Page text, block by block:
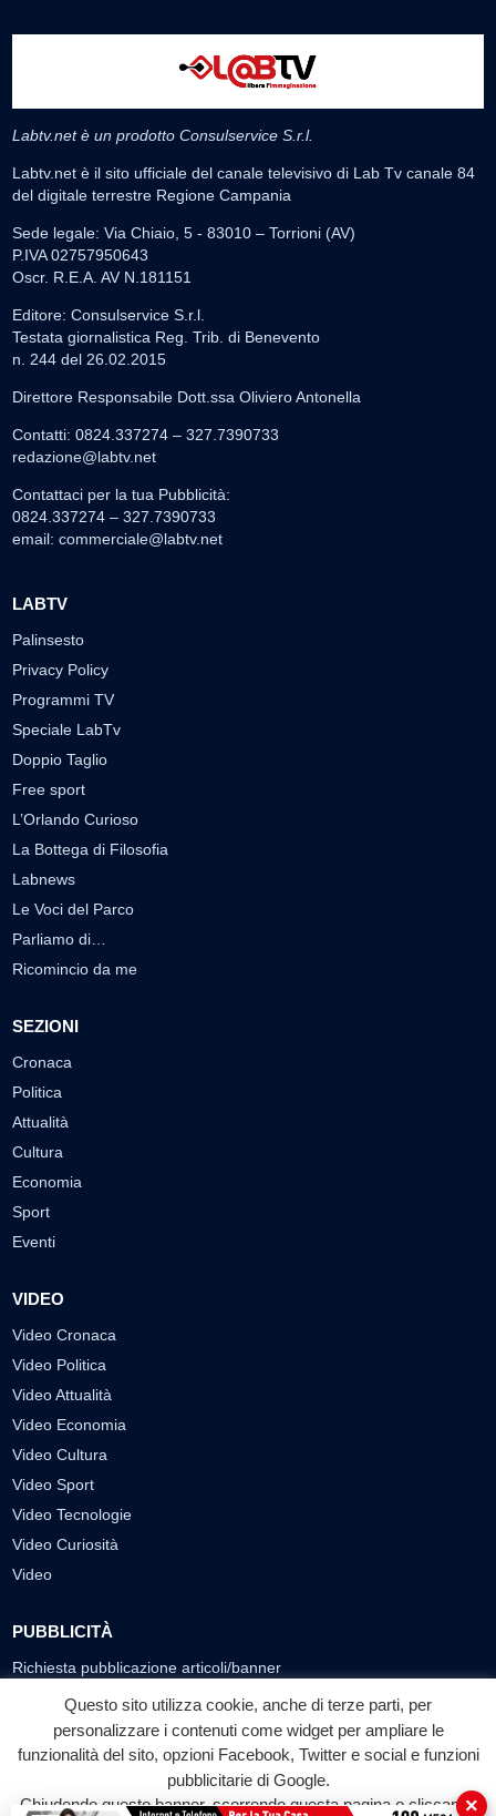
Labtv.net è un prodotto Consulservice S.r.l.
Labtv.net è il sito ufficiale del canale televisivo di Lab Tv canale 84
del digitale terrestre Regione Campania
Sede legale: Via Chiaio, 5 - 83010 – Torrioni (AV)
P.IVA 02757950643
Oscr. R.E.A. AV N.181151
Editore: Consulservice S.r.l.
Testata giornalistica Reg. Trib. di Benevento
n. 244 del 26.02.2015
Direttore Responsabile Dott.ssa Oliviero Antonella
Contatti: 0824.337274 – 327.7390733
redazione@labtv.net
Contattaci per la tua Pubblicità:
0824.337274 – 327.7390733
email: commerciale@labtv.net
LABTV
Palinsesto
Privacy Policy
Programmi TV
Speciale LabTv
Doppio Taglio
Free sport
L’Orlando Curioso
La Bottega di Filosofia
Labnews
Le Voci del Parco
Parliamo di…
Ricomincio da me
SEZIONI
Cronaca
Politica
Attualità
Cultura
Economia
Sport
Eventi
VIDEO
Video Cronaca
Video Politica
Video Attualità
Video Economia
Video Cultura
Video Sport
Video Tecnologie
Video Curiosità
Video
PUBBLICITÀ
Richiesta pubblicazione articoli/banner
SEGUICI SUI SOCIAL
f
Facebook
◎ ▶
YouTube
Questo sito utilizza cookie, anche di terze parti, per
personalizzare i contenuti come widget per ampliare le
funzionalità del sito, opzioni Facebook, Twitter e social e funzioni
pubblicitarie di Google.
Chiudendo questo banner, scorrendo questa pagina o cliccando
×